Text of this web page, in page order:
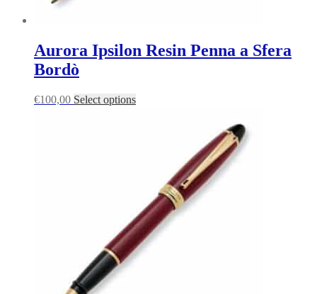
Aurora Ipsilon Resin Penna a Sfera
Bordò
€100,00 Select options